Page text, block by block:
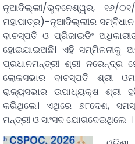
ନୂଆଦିଲ୍ଲୀ/ଭୁବନେଶ୍ୱର, ୧୬/
ମହାପାତ୍ର)-ନୂଆଦିଲ୍ଲୀର
ବାଚସ୍ପତି ଓ ପ୍ରିଜାଇଡିଂ
ହୋଇଯାଇଅଛି। ଏହି ସମ୍ମିଳନୀକୁ
ପ୍ରଧାନମନ୍ତ୍ରୀ ଶ୍ରୀ ନରେନ୍ଦ୍ର
ଲୋକସଭାର ବାଚସ୍ପତି ଶ୍ରୀ
ରାଜ୍ୟସଭାର ଉପାଧ୍ୟକ୍ଷ ଶ୍ରୀ
କରିଥିଲେ। ଏଥିରେ ୭୮ଦେଶ,
ମନ୍ତ୍ରୀ ଓ ସାଂସଦ ଯୋଗଦେଇଥିଲେ ।